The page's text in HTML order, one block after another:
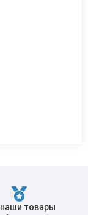
наши товары